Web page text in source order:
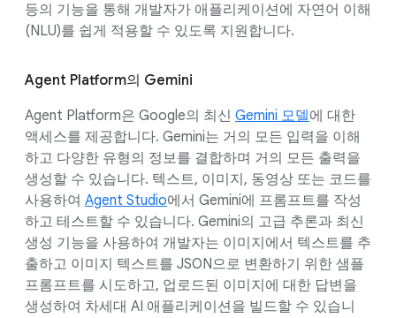
등의 기능을 통해 개발자가 애플리케이션에 자연어 이해
(NLU)를 쉽게 적용할 수 있도록 지원합니다.
Agent Platform의 Gemini
Agent Platform은 Google의 최신 Gemini 모델에 대한
액세스를 제공합니다. Gemini는 거의 모든 입력을 이해
하고 다양한 유형의 정보를 결합하며 거의 모든 출력을
생성할 수 있습니다. 텍스트, 이미지, 동영상 또는 코드를
사용하여 Agent Studio에서 Gemini에 프롬프트를 작성
하고 테스트할 수 있습니다. Gemini의 고급 추론과 최신
생성 기능을 사용하여 개발자는 이미지에서 텍스트를 추
출하고 이미지 텍스트를 JSON으로 변환하기 위한 샘플
프롬프트를 시도하고, 업로드된 이미지에 대한 답변을
생성하여 차세대 AI 애플리케이션을 빌드할 수 있습니